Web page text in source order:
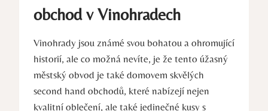
obchod v Vinohradech
Vinohrady jsou známé svou bohatou a ohromující
historií, ale co možná nevíte, je že tento úžasný
městský obvod je také domovem skvělých
second hand obchodů, které nabízejí nejen
kvalitní oblečení, ale také jedinečné kusy s